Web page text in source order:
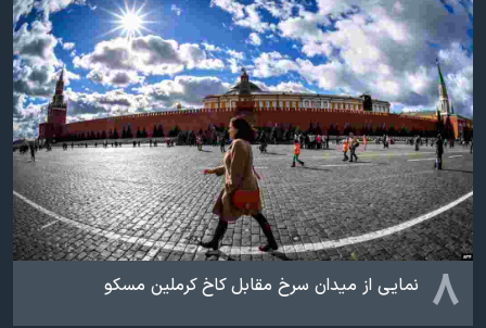
۸ نمایی از میدان سرخ مقابل کاخ کرملین مسکو